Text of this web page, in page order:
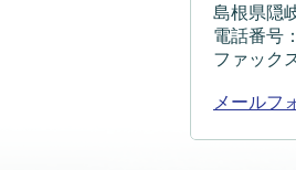
島根県隠
電話番号
ファック
メールフ